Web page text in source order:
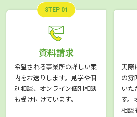
STEP 01
資料請求
希望される事業所の詳しい案
内をお送りします。見学や個
別相談、オンライン個別相談
も受け付けています。
実際
の雰
いた
す。
相談